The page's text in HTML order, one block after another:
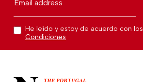
Email address
He leído y estoy de acuerdo con los
Condiciones